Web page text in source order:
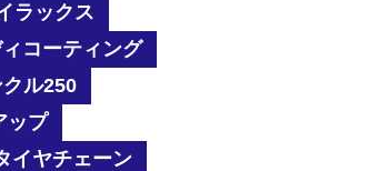
ラックス
コーティング
クル250
ップ
イヤチェーン